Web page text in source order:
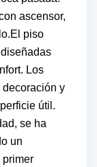
ascensor,
piso
Los
y
útil.
se ha
un
primer